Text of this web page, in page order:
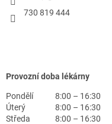
730 819 444
Provozní doba lékárny
Pondělí
8:00 – 16:30
Úterý
8:00 – 16:30
Středa
8:00 – 16:30